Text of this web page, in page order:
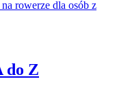
rowerze dla osób z
do Z